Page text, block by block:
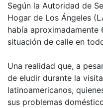
Según la Autoridad de
Hogar de Los Ángeles
había
situación de calle en
Una realidad que, a
de eludir durante la
latinoamericanos,
sus problemas